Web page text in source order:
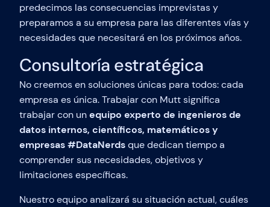
predecimos las consecuencias imprevistas y
preparamos a su empresa para las diferentes vías y
necesidades que necesitará en los próximos años.
Consultoría estratégica
No creemos en soluciones únicas para todos: cada
empresa es única. Trabajar con Mutt significa
trabajar con unequipo experto de ingenieros de
datos internos, científicos, matemáticos y
empresas #DataNerdsque dedican tiempo a
comprender sus necesidades, objetivos y
limitaciones específicas.
Nuestro equipo analizará su situación actual, cuáles